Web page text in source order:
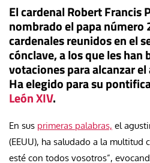
El cardenal Robert Francis
nombrado el papa número
cardenales reunidos en el
cónclave, a los que les han
votaciones para alcanzar
Ha elegido para su
León XIV.
En sus primeras palabras, el
(EEUU), ha saludado a la multitud
esté con todos vosotros”,